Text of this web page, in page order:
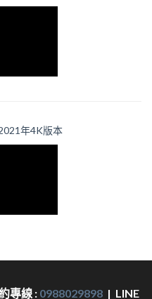
年4K版本
專線 : 0988029898 | LINE